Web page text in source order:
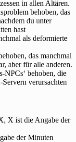
in allen Altären.
behoben, das
du unter
hast
als deformierte
das manchmal
aber für alle anderen.
NPCs‘ behoben, die
verursachten
X ist die Angabe der
der Minuten